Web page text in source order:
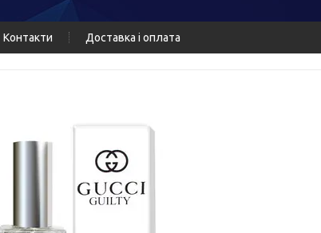
Контакти Доставка і оплата